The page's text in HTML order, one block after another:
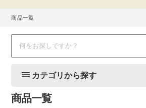
商品一覧
カテゴリから探す
商品一覧